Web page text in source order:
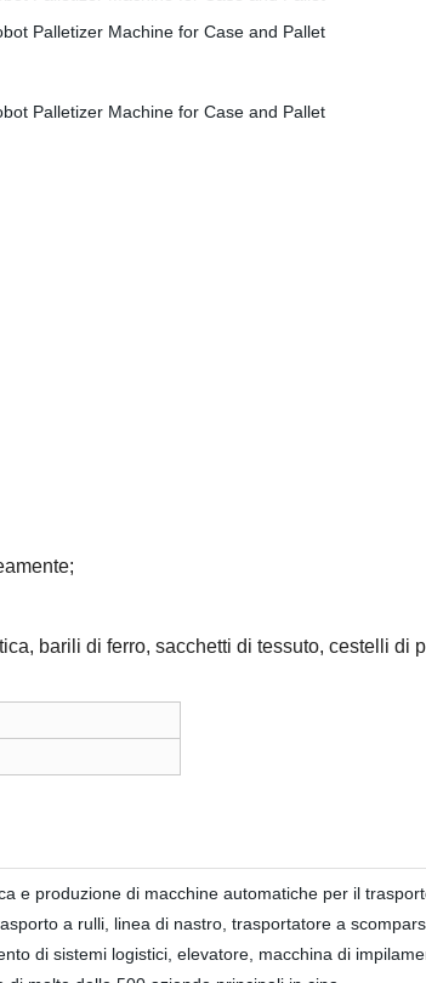
barili di ferro, sacchetti di tessuto, cestelli di
e produzione di macchine automatiche per il
a rulli, linea di nastro, trasportatore a
di sistemi logistici, elevatore, macchina di